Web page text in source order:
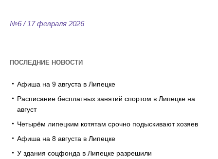
№6 / 17 февраля 2026
ПОСЛЕДНИЕ НОВОСТИ
Афиша на 9 августа в Липецке
Расписание бесплатных занятий спортом в Липецке на
август
Четырём липецким котятам срочно подыскивают хозяев
Афиша на 8 августа в Липецке
У здания соцфонда в Липецке разрешили